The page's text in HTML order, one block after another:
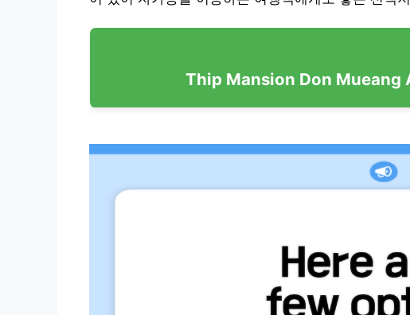
Thip Mansion Don Mueang